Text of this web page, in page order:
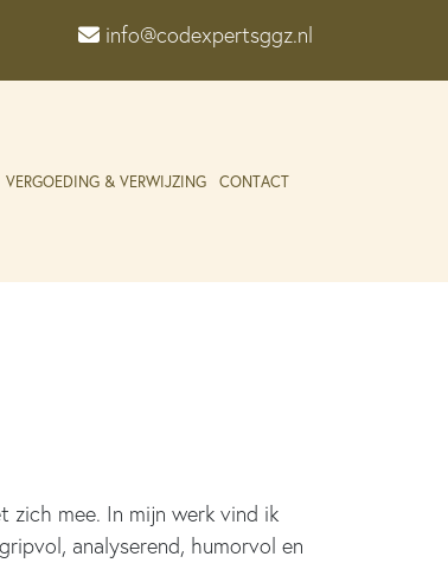
info@codexpertsggz.nl
VERGOEDING & VERWIJZING CONTACT
zich mee. In mijn werk vind ik
analyserend, humorvol en